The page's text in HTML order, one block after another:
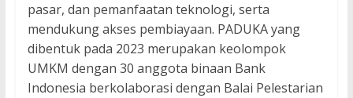
pasar, dan pemanfaatan teknologi, serta
mendukung akses pembiayaan. PADUKA yang
dibentuk pada 2023 merupakan keolompok
UMKM dengan 30 anggota binaan Bank
Indonesia berkolaborasi dengan Balai Pelestarian